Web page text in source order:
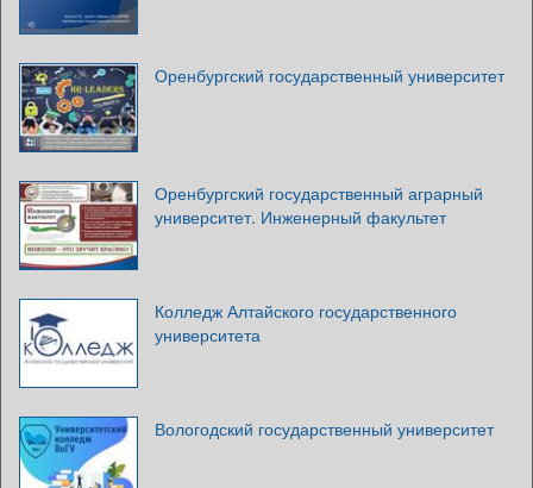
Оренбургский государственный университет
Оренбургский государственный аграрный
университет. Инженерный факультет
Колледж Алтайского государственного
университета
Вологодский государственный университет